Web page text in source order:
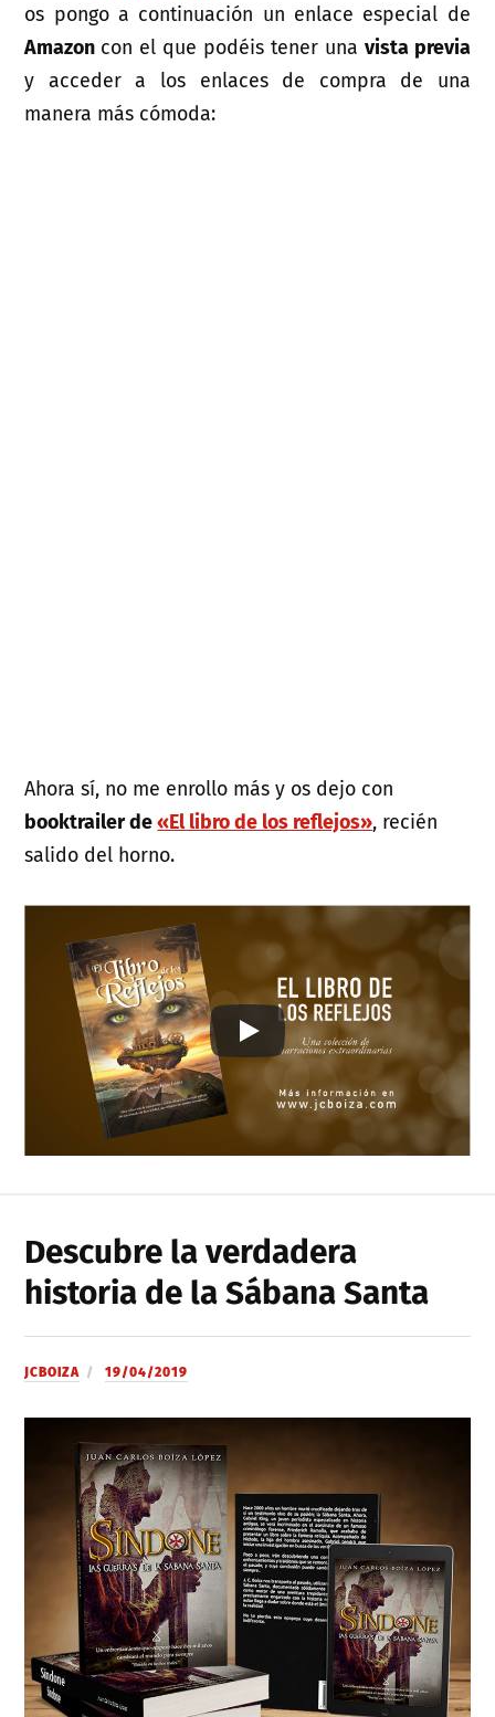
os pongo a continuación un enlace especial de
Amazon con el que podéis tener una vista previa
y acceder a los enlaces de compra de una
manera más cómoda:
Ahora sí, no me enrollo más y os dejo con
booktrailer de«El libro de los reflejos», recién
salido del horno.
Descubre la verdadera
historia de la Sábana Santa
JCBOIZA 19/04/2019